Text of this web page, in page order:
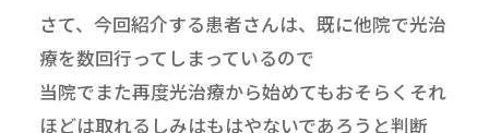
さて、今回紹介する患者さんは、既に他院で光治
療を数回行ってしまっているので
当院でまた再度光治療から始めてもおそらくそれ
ほどは取れるしみはもはやないであろうと判断